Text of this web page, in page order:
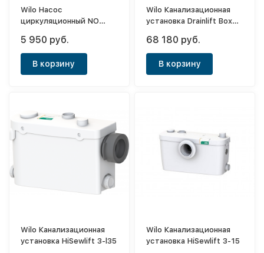
Wilo Насос
циркуляционный NO
5 950 руб.
В корзину
Wilo Канализационная
установка Drainlift Box
68 180 руб.
В корзину
Wilo Канализационная
установка HiSewlift 3-l35
Wilo Канализационная
установка HiSewlift 3-15